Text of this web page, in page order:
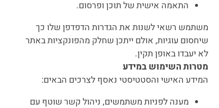
התאמה אישית של תוכן ופרסום.
משתמש רשאי לשנות את הגדרות הדפדפן שלו כך
שיחסום עוגיות, אולם ייתכן שחלק מהפונקציות באתר
לא יעבדו באופן תקין.
מטרות השימוש במידע
המידע האישי והסטטיסטי נאסף לצרכים הבאים:
מענה לפניות משתמשים, ניהול קשר שוטף עם